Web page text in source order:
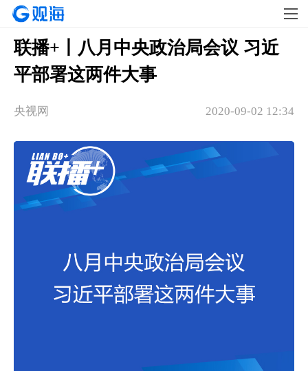
联播+丨八月中央政治局会议 习近
平部署这两件大事
2020-09-02 12:34
央视网